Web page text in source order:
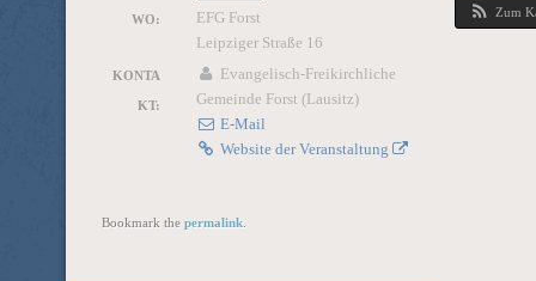
Zum
WO:
EFG Forst
Leipziger Straße 16
KONTA
KT:
Evangelisch-Freikirchliche
Gemeinde Forst (Lausitz)
E-Mail
Website der Veranstaltung
Bookmark the permalink